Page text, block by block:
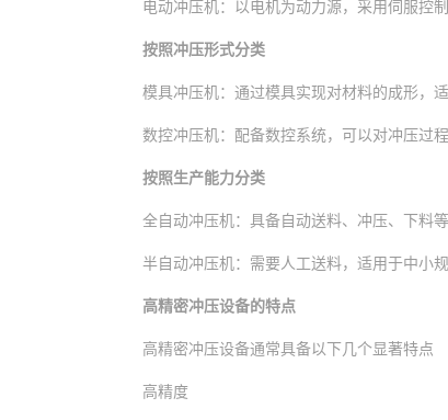
电动冲压机：以电机为动力源，采用伺服控
按照冲压形式分类
模具冲压机：通过模具实现对材料的成形，
数控冲压机：配备数控系统，可以对冲压过
按照生产能力分类
全自动冲压机：具备自动送料、冲压、下料
半自动冲压机：需要人工送料，适用于中小规
高精密冲压设备的特点
高精密冲压设备通常具备以下几个显著特点
高精度